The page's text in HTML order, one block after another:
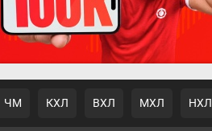
ЧМ КХЛ ВХЛ МХЛ НХЛ